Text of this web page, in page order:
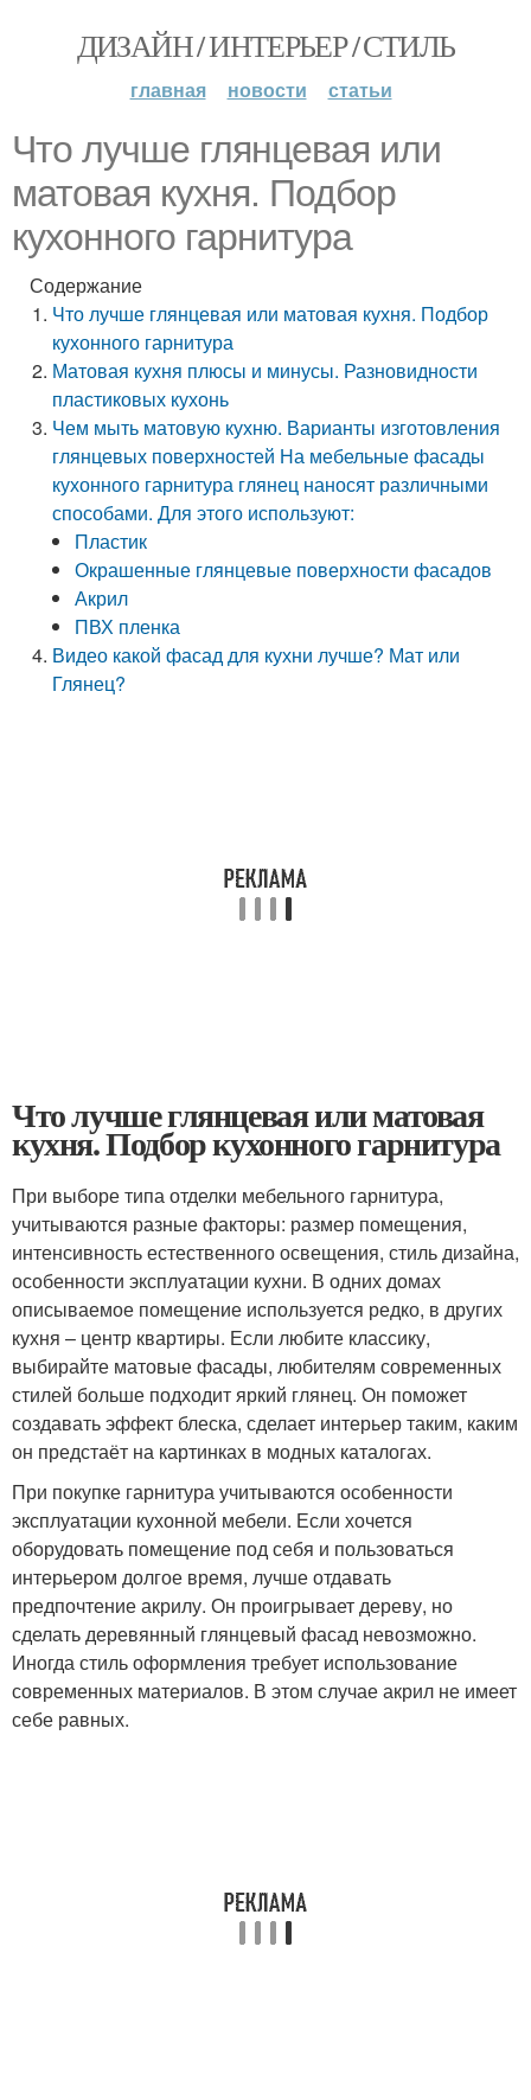
ДИЗАЙН / ИНТЕРЬЕР / СТИЛЬ
главная новости статьи
Что лучше глянцевая или
матовая кухня. Подбор
кухонного гарнитура
Содержание
Что лучше глянцевая или матовая кухня. Подбор
кухонного гарнитура
Матовая кухня плюсы и минусы. Разновидности
пластиковых кухонь
Чем мыть матовую кухню. Варианты изготовления
глянцевых поверхностей На мебельные фасады
кухонного гарнитура глянец наносят различными
способами. Для этого используют:
Пластик
Окрашенные глянцевые поверхности фасадов
Акрил
ПВХ пленка
Видео какой фасад для кухни лучше? Мат или
Глянец?
Что лучше глянцевая или матовая
кухня. Подбор кухонного гарнитура
При выборе типа отделки мебельного гарнитура,
учитываются разные факторы: размер помещения,
интенсивность естественного освещения, стиль дизайна,
особенности эксплуатации кухни. В одних домах
описываемое помещение используется редко, в других
кухня – центр квартиры. Если любите классику,
выбирайте матовые фасады, любителям современных
стилей больше подходит яркий глянец. Он поможет
создавать эффект блеска, сделает интерьер таким, каким
он предстаёт на картинках в модных каталогах.
При покупке гарнитура учитываются особенности
эксплуатации кухонной мебели. Если хочется
оборудовать помещение под себя и пользоваться
интерьером долгое время, лучше отдавать
предпочтение акрилу. Он проигрывает дереву, но
сделать деревянный глянцевый фасад невозможно.
Иногда стиль оформления требует использование
современных материалов. В этом случае акрил не имеет
себе равных.